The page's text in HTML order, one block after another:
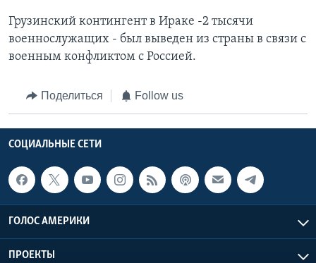
Грузинский контингент в Ираке -2 тысячи
военнослужащих - был выведен из страны в связи с
военным конфликтом с Россией.
Поделиться Follow us
СОЦИАЛЬНЫЕ СЕТИ
ГОЛОС АМЕРИКИ
ПРОЕКТЫ